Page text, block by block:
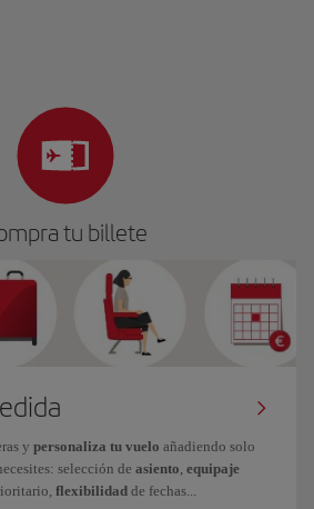
tu billete
y personaliza tu vuelo añadiendo solo
selección de asiento equipaje
flexibilidad de fechas...